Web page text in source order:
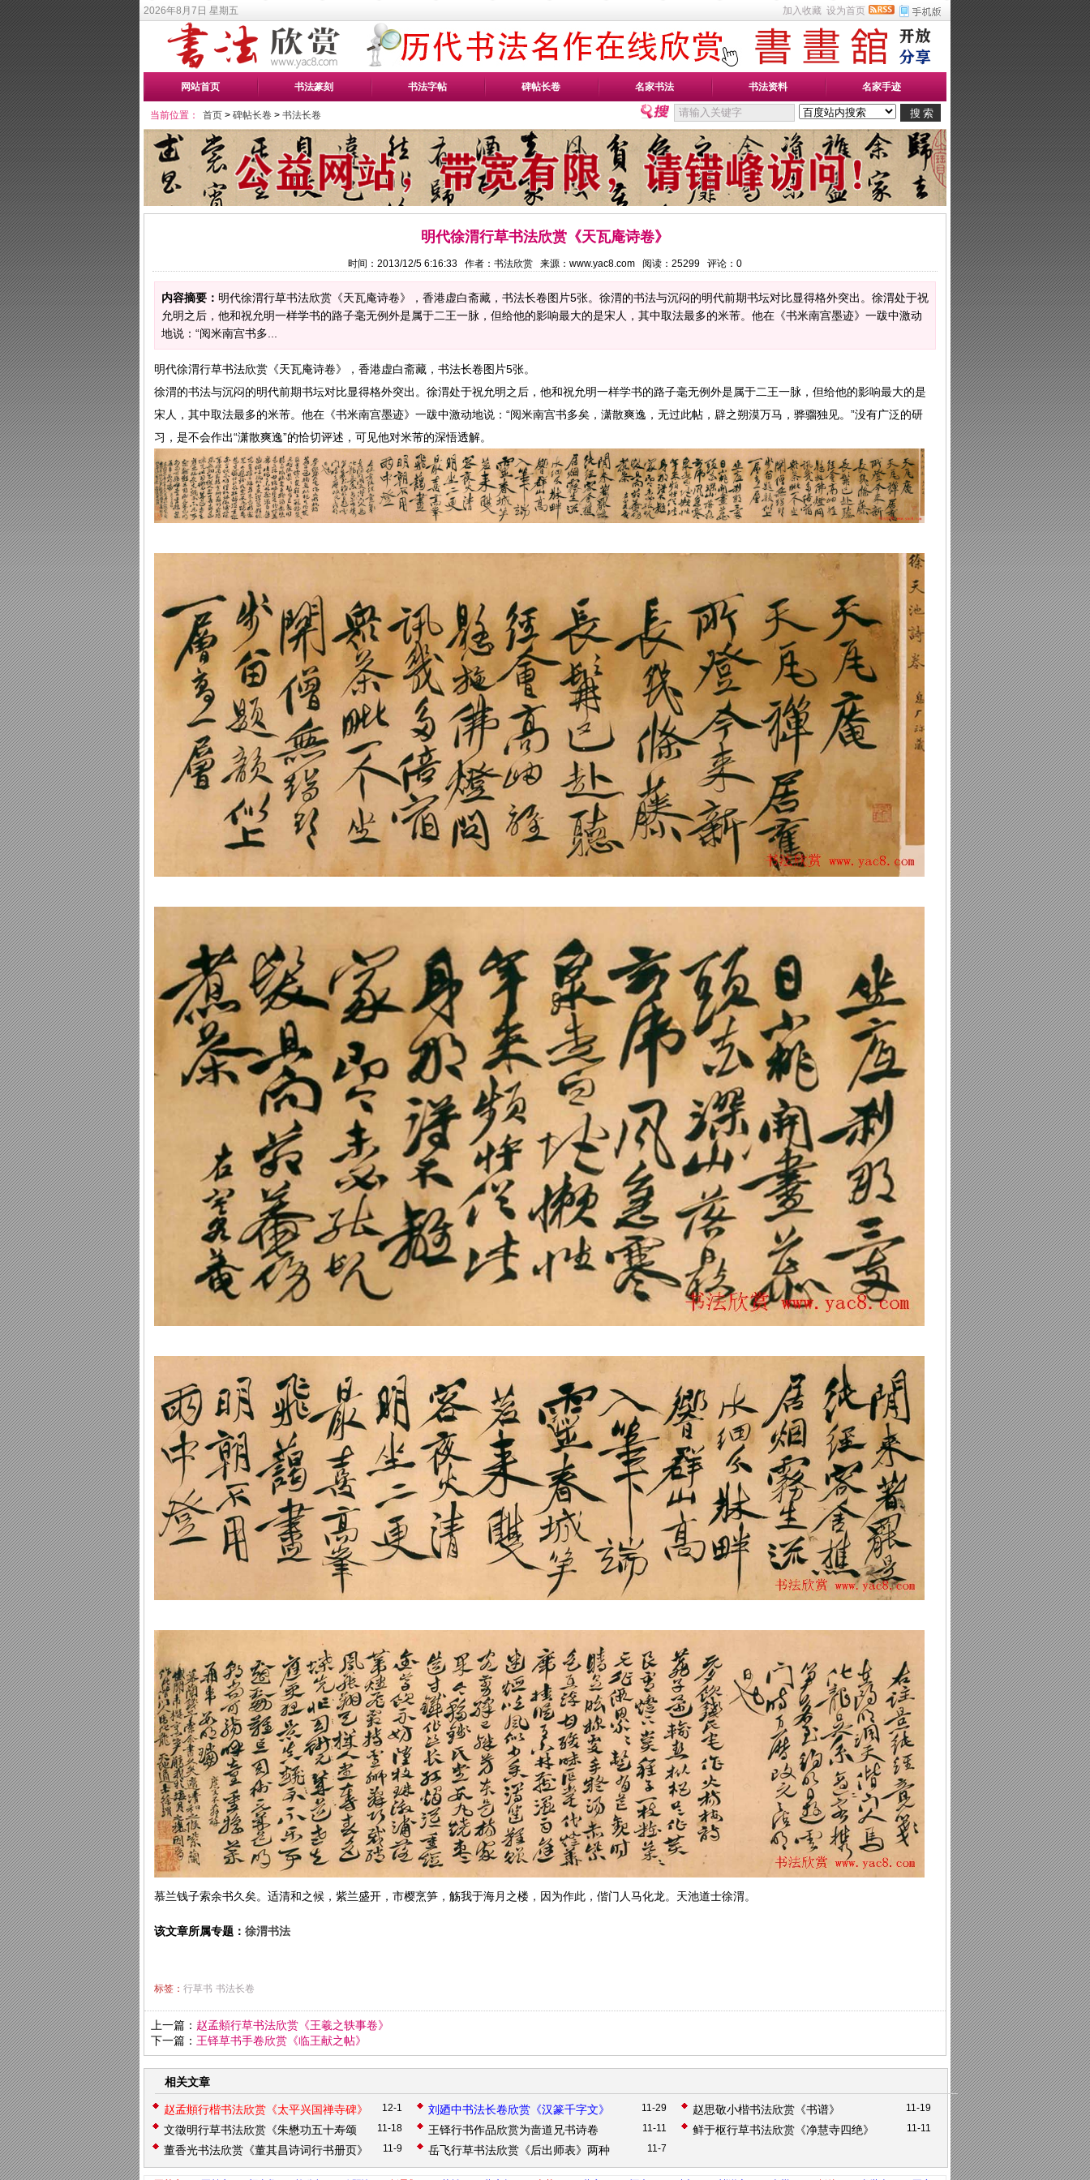
2026年8月7日 星期五 加入收藏 设为首页
网站首页 书法篆刻 书法字帖 碑帖长卷 名家书法 书法资料 名家手迹
当前位置： 首页 > 碑帖长卷 > 书法长卷
明代徐渭行草书法欣赏《天瓦庵诗卷》
时间：2013/12/5 6:16:33 作者：书法欣赏 来源：www.yac8.com 阅读： 25299 评论： 0
内容摘要： 明代徐渭行草书法欣赏《天瓦庵诗卷》，香港虚白斋藏，书法长卷图片5张。徐渭的书法与沉闷的明代前期书坛对比显得格外突出。徐渭处于祝
允明之后，他和祝允明一样学书的路子毫无例外是属于二王一脉，但给他的影响最大的是宋人，其中取法最多的米芾。他在《书米南宫墨迹》一跋中激动
地说：“阅米南宫书多...
明代徐渭行草书法欣赏《天瓦庵诗卷》，香港虚白斋藏，书法长卷图片5张。
徐渭的书法与沉闷的明代前期书坛对比显得格外突出。徐渭处于祝允明之后，他和祝允明一样学书的路子毫无例外是属于二王一脉，但给他的影响最大的是
宋人，其中取法最多的米芾。他在《书米南宫墨迹》一跋中激动地说：“阅米南宫书多矣，潇散爽逸，无过此帖，辟之朔漠万马，骅骝独见。”没有广泛的研
习，是不会作出“潇散爽逸”的恰切评述，可见他对米芾的深悟透解。
慕兰钱子索余书久矣。适清和之候，紫兰盛开，市樱烹笋，觞我于海月之楼，因为作此，偕门人马化龙。天池道士徐渭。
该文章所属专题： 徐渭书法
标签： 行草书 书法长卷
上一篇： 赵孟頫行草书法欣赏《王羲之轶事卷》
下一篇： 王铎草书手卷欣赏《临王献之帖》
相关文章
12-1
赵孟頫行楷书法欣赏《太平兴国禅寺碑》 11-29
刘廼中书法长卷欣赏《汉篆千字文》 11-19
赵思敬小楷书法欣赏《书谱》
11-18
文徵明行草书法欣赏《朱懋功五十寿颂
卷》
11-11
王铎行书作品欣赏为啬道兄书诗卷 11-11
鲜于枢行草书法欣赏《净慧寺四绝》
11-9
董香光书法欣赏《董其昌诗词行书册页》 11-7
岳飞行草书法欣赏《后出师表》两种